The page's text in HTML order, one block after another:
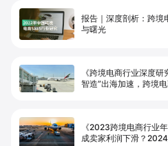
报告｜深度剖析：跨境
与曙光
《跨境电商行业深度研
智造”出海加速，跨境
《2023跨境电商行业
成卖家利润下滑？